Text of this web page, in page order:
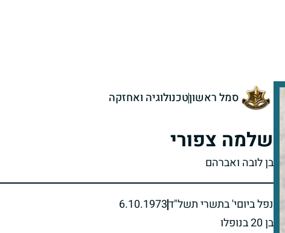
סמל ראשוןטכנולוגיה ואחזקה
שלמה צפורי
בן לובה ואברהם
נפל ביוםי' בתשרי תשל"ד6.10.1973
בן 20 בנופלו